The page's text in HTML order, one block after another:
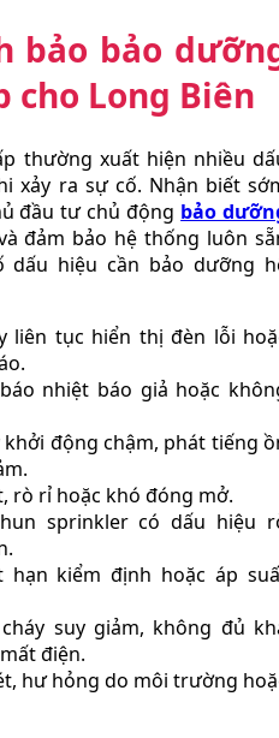
bảo bảo
cho Long Biên
thường xuất hiện nhiều
xảy ra sự cố. Nhận biết
đầu tư chủ động bảo
đảm bảo hệ thống luôn
dấu hiệu cần bảo dưỡng
liên tục hiển thị đèn lỗi
nhiệt báo giả hoặc
khởi động chậm, phát tiếng
rò rỉ hoặc khó đóng mở.
sprinkler có dấu hiệu
hạn kiểm định hoặc áp
suy giảm, không đủ
điện.
hư hỏng do môi trường